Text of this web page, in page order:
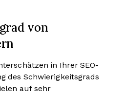
von
in Ihrer SEO-
des Schwierigkeitsgrads
auf sehr